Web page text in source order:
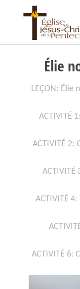
Élie
LEÇON: Élie
ACTIVITÉ
ACTIVITÉ 2:
ACTIVITÉ
ACTIVITÉ
ACTIVITÉ 6: